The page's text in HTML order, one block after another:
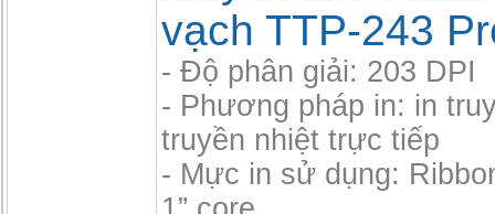
vạch TTP-243
- Độ phân giải: 203 DPI
- Phương pháp in: in
truyền nhiệt trực tiếp
- Mực in sử dụng: